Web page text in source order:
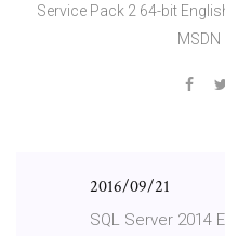
Service Pack 2 64-bit
MSDN
2016/09/21
SQL Server 2014